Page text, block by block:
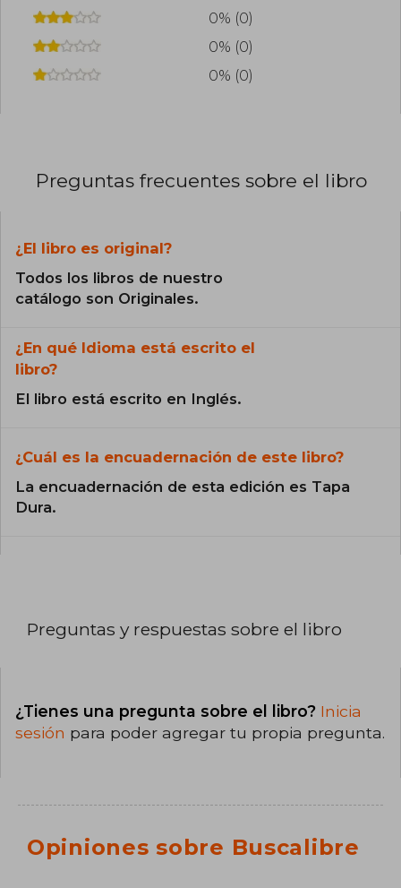
llevando su universo literario a un público aún
0% (0)
0% (0)
0% (0)
Preguntas frecuentes sobre el libro
¿El libro es original?
Todos los libros de nuestro
catálogo son Originales.
¿En qué Idioma está escrito el
libro?
El libro está escrito en Inglés.
¿Cuál es la encuadernación de este libro?
La encuadernación de esta edición es Tapa
Dura.
Preguntas y respuestas sobre el libro
¿Tienes una pregunta sobre el libro? Inicia
sesión para poder agregar tu propia pregunta.
Opiniones sobre Buscalibre